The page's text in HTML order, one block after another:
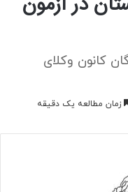
کانون وکلای
زمان مطالعه یک دقیقه